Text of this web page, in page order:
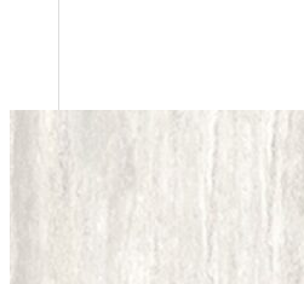
Tổng quan doanh nghiệp